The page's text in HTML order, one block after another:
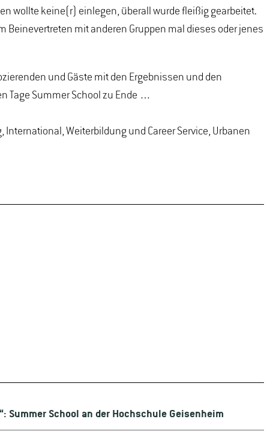
wollte keine(r) einlegen, überall wurde fleißig gearbeitet.
Beinevertreten mit anderen Gruppen mal dieses oder jenes
und Gäste mit den Ergebnissen und den
Tage Summer School zu Ende …
Weiterbildung und Career Service, Urbanen
Summer School an der Hochschule Geisenheim